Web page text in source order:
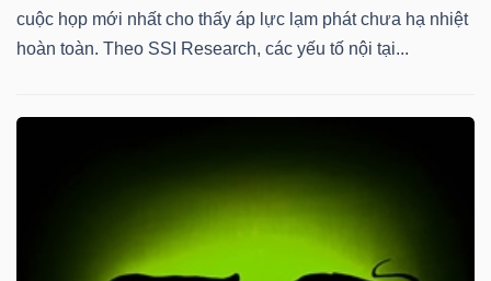
cuộc họp mới nhất cho thấy áp lực lạm phát chưa hạ nhiệt
hoàn toàn. Theo SSI Research, các yếu tố nội tại...